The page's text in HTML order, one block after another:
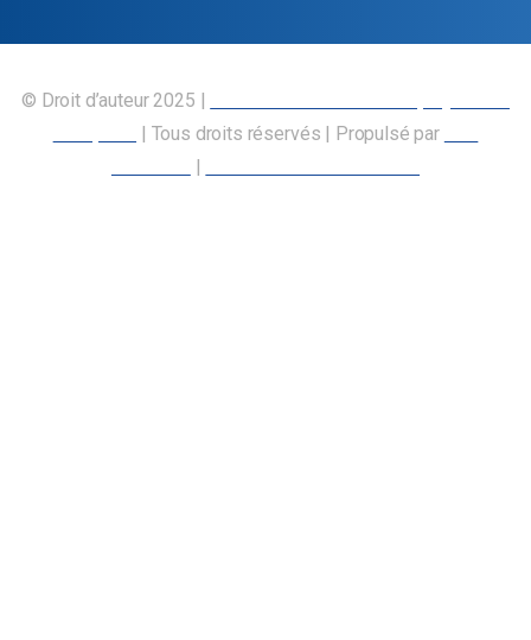
© Droit d’auteur 2025 |
| Tous droits réservés | Propulsé par